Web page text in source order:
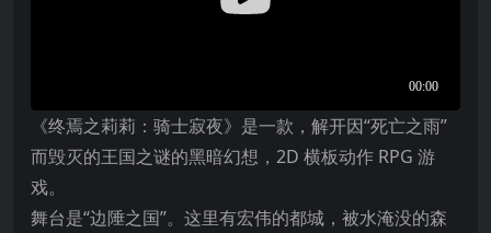
《终焉之莉莉：骑士寂夜》是一款，解开因“死亡之雨”
而毁灭的王国之谜的黑暗幻想，2D 横板动作 RPG 游
戏。
舞台是“边陲之国”。这里有宏伟的都城，被水淹没的森